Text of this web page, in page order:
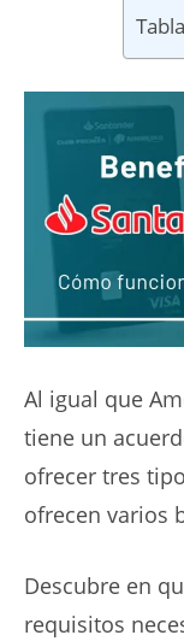
Al igual que
tiene un
ofrecer tres
ofrecen varios
Descubre en
requisitos